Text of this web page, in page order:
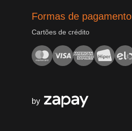
Formas de pagamento
Cartões de crédito
by